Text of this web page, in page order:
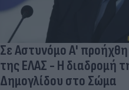
Σε Αστυνόμο Α'
της ΕΛΑΣ - Η διαδρομή
Δημογλίδου στο Σώμα